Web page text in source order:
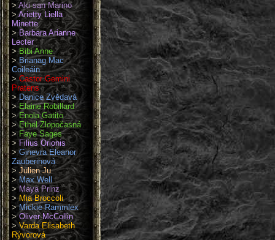
>Aki san Marino
>Arietty Liella
Minette
> Barbara Arianne
Lecter
>Bibi Anne
>Brianag Mac
Coileáin
>Castor Gemini
Pratens
>Danice Zvědavá
>Elaine Robillard
>Enola Gatito
>Ethel Zlopočasná
>Faye Sages
>Filius Orionis
>Ginevra Eleanor
Zauberinová
> Julien Ju
>Max Well
>Maya Prinz
>Mia Broccoli
>Mickie Rammlex
>Oliver McCollin
>Varda Elisabeth
Rývorová